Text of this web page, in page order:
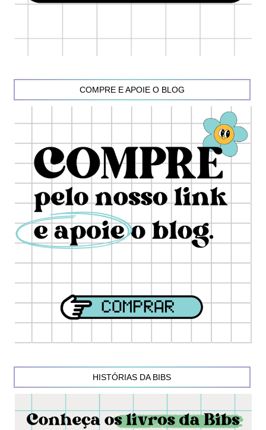
COMPRE E APOIE O BLOG
HISTÓRIAS DA BIBS